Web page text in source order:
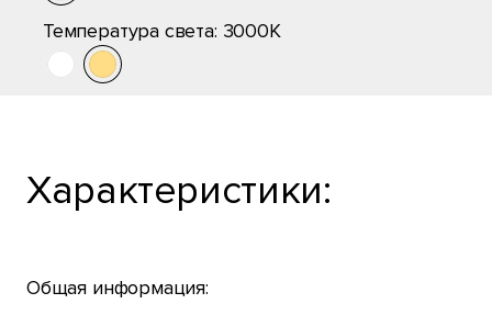
Температура света: 3000K
Характеристики:
Общая информация: